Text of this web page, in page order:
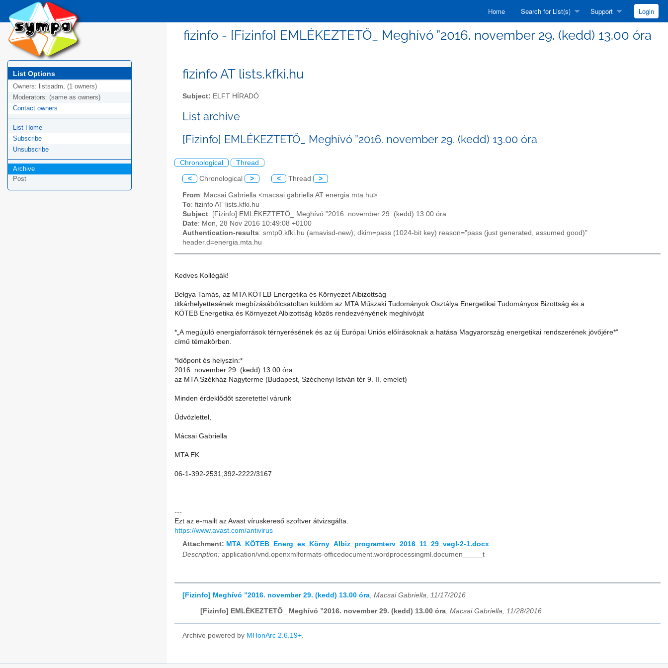
Home Search for List(s) Support Login
fizinfo - [Fizinfo] EMLÉKEZTETŐ_ Meghívó ”2016. november 29. (kedd) 13.00 óra
List Options
Owners: listsadm, (1 owners)
Moderators: (same as owners)
Contact owners
List Home
Subscribe
Unsubscribe
Archive
Post
fizinfo AT lists.kfki.hu
Subject: ELFT HÍRADÓ
List archive
[Fizinfo] EMLÉKEZTETŐ_ Meghívó ”2016. november 29. (kedd) 13.00 óra
Chronological Thread
< Chronological > < Thread >
From: Macsai Gabriella <macsai.gabriella AT energia.mta.hu>
To: fizinfo AT lists.kfki.hu
Subject: [Fizinfo] EMLÉKEZTETŐ_ Meghívó ”2016. november 29. (kedd) 13.00 óra
Date: Mon, 28 Nov 2016 10:49:08 +0100
Authentication-results: smtp0.kfki.hu (amavisd-new); dkim=pass (1024-bit key) reason="pass (just generated, assumed good)"
header.d=energia.mta.hu
Kedves Kollégák!
Belgya Tamás, az MTA KÖTEB Energetika és Környezet Albizottság
titkárhelyettesének megbízásábólcsatoltan küldöm az MTA Műszaki Tudományok Osztálya Energetikai Tudományos Bizottság és a
KÖTEB Energetika és Környezet Albizottság közös rendezvényének meghívóját
*„A megújuló energiaforrások térnyerésének és az új Európai Uniós előírásoknak a hatása Magyarország energetikai rendszerének jövőjére*”
című témakörben.
*Időpont és helyszín:*
2016. november 29. (kedd) 13.00 óra
az MTA Székház Nagyterme (Budapest, Széchenyi István tér 9. II. emelet)
Minden érdeklődőt szeretettel várunk
Üdvözlettel,
Mácsai Gabriella
MTA EK
06-1-392-2531;392-2222/3167
---
Ezt az e-mailt az Avast víruskereső szoftver átvizsgálta.
https://www.avast.com/antivirus
Attachment: MTA_KÖTEB_Energ_es_Körny_Albiz_programterv_2016_11_29_vegl-2-1.docx
Description: application/vnd.openxmlformats-officedocument.wordprocessingml.documen_____t
[Fizinfo] Meghívó ”2016. november 29. (kedd) 13.00 óra Macsai Gabriella, 11/17/2016
[Fizinfo] EMLÉKEZTETŐ_ Meghívó ”2016. november 29. (kedd) 13.00 óra, Macsai Gabriella, 11/28/2016
Archive powered by MHonArc 2.6.19+.